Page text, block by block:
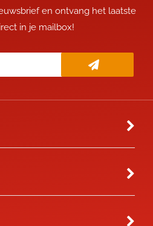
en ontvang het laatste
in je mailbox!